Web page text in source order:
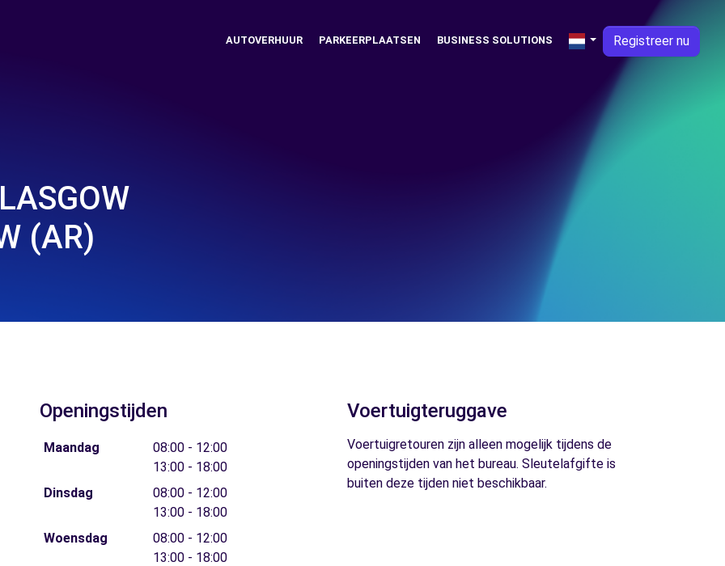
AUTOVERHUUR PARKEERPLAATSEN BUSINESS SOLUTIONS Registreer nu
(AR)
Openingstijden
Maandag
08:00 - 12:00
13:00 - 18:00
Dinsdag
08:00 - 12:00
13:00 - 18:00
Woensdag
08:00 - 12:00
13:00 - 18:00
Voertuigteruggave
Voertuigretouren zijn alleen mogelijk tijdens de
openingstijden van het bureau. Sleutelafgifte is
buiten deze tijden niet beschikbaar.